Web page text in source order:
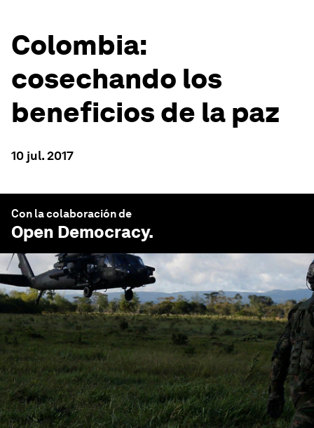
Colombia:
cosechando los
beneficios de la paz
10 jul. 2017
Con la colaboración de
Open Democracy.